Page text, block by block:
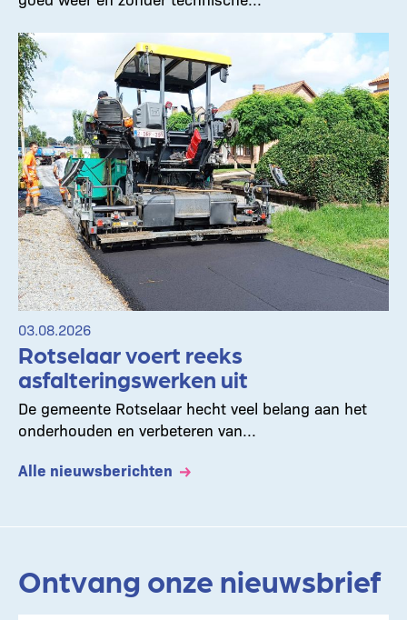
03.08.2026
Rotselaar voert reeks
asfalteringswerken uit
De gemeente Rotselaar hecht veel belang aan het
onderhouden en verbeteren van...
Alle nieuwsberichten
Ontvang onze nieuwsbrief